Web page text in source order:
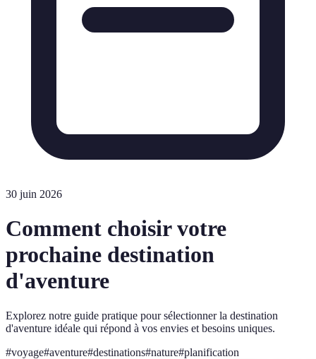
30 juin 2026
Comment choisir votre
prochaine destination
d'aventure
Explorez notre guide pratique pour sélectionner la destination
d'aventure idéale qui répond à vos envies et besoins uniques.
#voyage#aventure#destinations#nature#planification